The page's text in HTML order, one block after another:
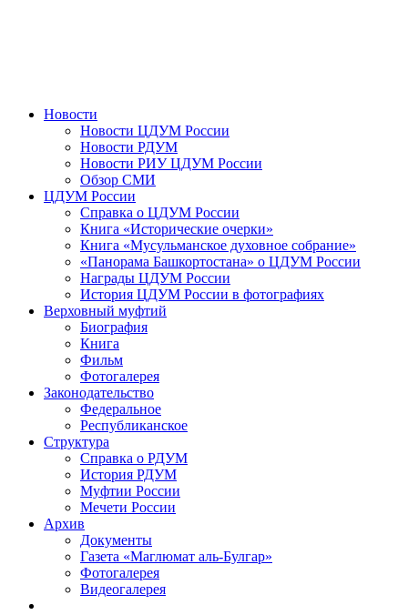
Новости
Новости ЦДУМ России
Новости РДУМ
Новости РИУ ЦДУМ России
Обзор СМИ
ЦДУМ России
Справка о ЦДУМ России
Книга «Исторические очерки»
Книга «Мусульманское духовное собрание»
«Панорама Башкортостана» о ЦДУМ России
Награды ЦДУМ России
История ЦДУМ России в фотографиях
Верховный муфтий
Биография
Книга
Фильм
Фотогалерея
Законодательство
Федеральное
Республиканское
Структура
Справка о РДУМ
История РДУМ
Муфтии России
Мечети России
Архив
Документы
Газета «Маглюмат аль-Булгар»
Фотогалерея
Видеогалерея